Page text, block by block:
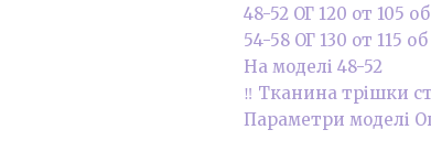
48-52 ОГ 120 от 105
54-58 ОГ 130 от 115
На моделі 48-52
‼️ Тканина трішки
Параметри моделі Ог